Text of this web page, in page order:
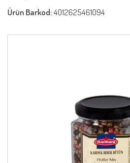
Ürün Barkod:4012625461094